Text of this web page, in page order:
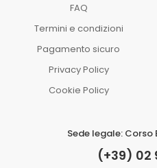
FAQ
Termini e condizioni
Pagamento sicuro
Privacy Policy
Cookie Policy
Sede legale: Corso
(+39) 02